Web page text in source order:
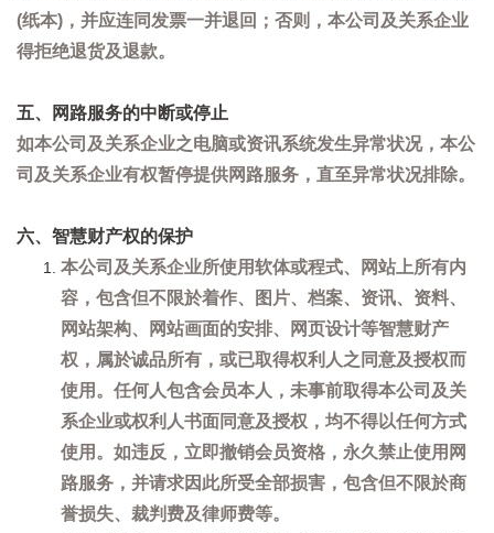
(纸本)，并应连同发票一并退回；否则，本公司及关系企业
得拒绝退货及退款。
五、网路服务的中断或停止
如本公司及关系企业之电脑或资讯系统发生异常状况，本公
司及关系企业有权暂停提供网路服务，直至异常状况排除。
六、智慧财产权的保护
本公司及关系企业所使用软体或程式、网站上所有内
容，包含但不限於着作、图片、档案、资讯、资料、
网站架构、网站画面的安排、网页设计等智慧财产
权，属於诚品所有，或已取得权利人之同意及授权而
使用。任何人包含会员本人，未事前取得本公司及关
系企业或权利人书面同意及授权，均不得以任何方式
使用。如违反，立即撤销会员资格，永久禁止使用网
路服务，并请求因此所受全部损害，包含但不限於商
誉损失、裁判费及律师费等。